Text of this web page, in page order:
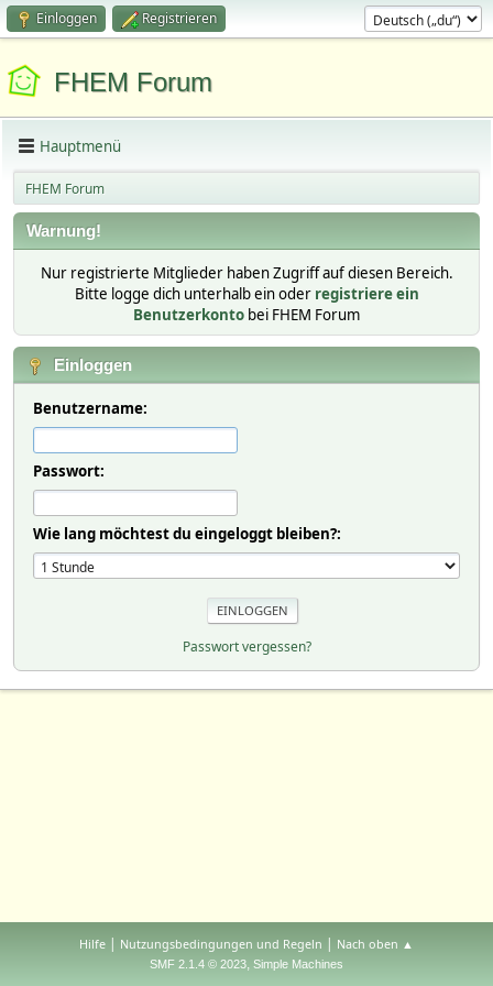
Einloggen Registrieren
FHEM Forum
Hauptmenü
FHEM Forum
Warnung!
Nur registrierte Mitglieder haben Zugriff auf diesen Bereich.
Bitte logge dich unterhalb ein oder registriere ein
Benutzerkonto bei FHEM Forum
Einloggen
Benutzername:
Passwort:
Wie lang möchtest du eingeloggt bleiben?:
Passwort vergessen?
Hilfe | Nutzungsbedingungen und Regeln | Nach oben ▲
SMF 2.1.4 © 2023, Simple Machines